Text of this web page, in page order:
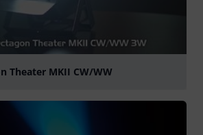
Theater MKII CW/WW